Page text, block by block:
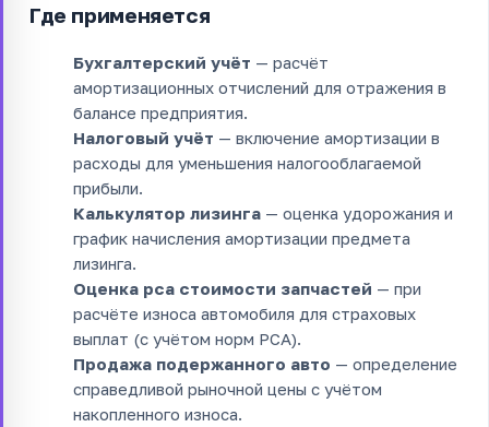
Где применяется
Бухгалтерский учёт — расчёт
амортизационных отчислений для отражения в
балансе предприятия.
Налоговый учёт — включение амортизации в
расходы для уменьшения налогооблагаемой
прибыли.
Калькулятор лизинга — оценка удорожания и
график начисления амортизации предмета
лизинга.
Оценка рса стоимости запчастей — при
расчёте износа автомобиля для страховых
выплат (с учётом норм РСА).
Продажа подержанного авто — определение
справедливой рыночной цены с учётом
накопленного износа.